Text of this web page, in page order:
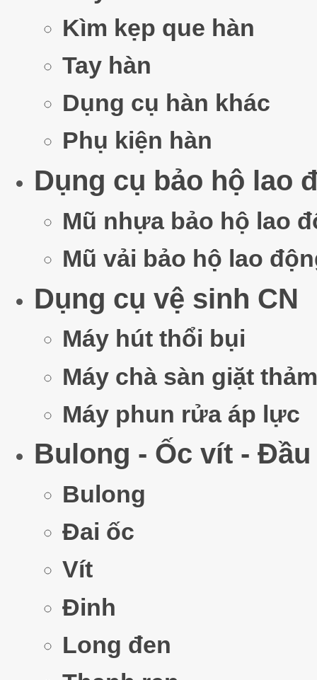
Kìm kẹp que hàn
Tay hàn
Dụng cụ hàn khác
Phụ kiện hàn
Dụng cụ bảo hộ lao
Mũ nhựa bảo hộ lao
Mũ vải bảo hộ lao
Dụng cụ vệ sinh CN
Máy hút thổi bụi
Máy chà sàn giặt thảm
Máy phun rửa áp lực
Bulong - Ốc vít -
Bulong
Đai ốc
Vít
Đinh
Long đen
Thang